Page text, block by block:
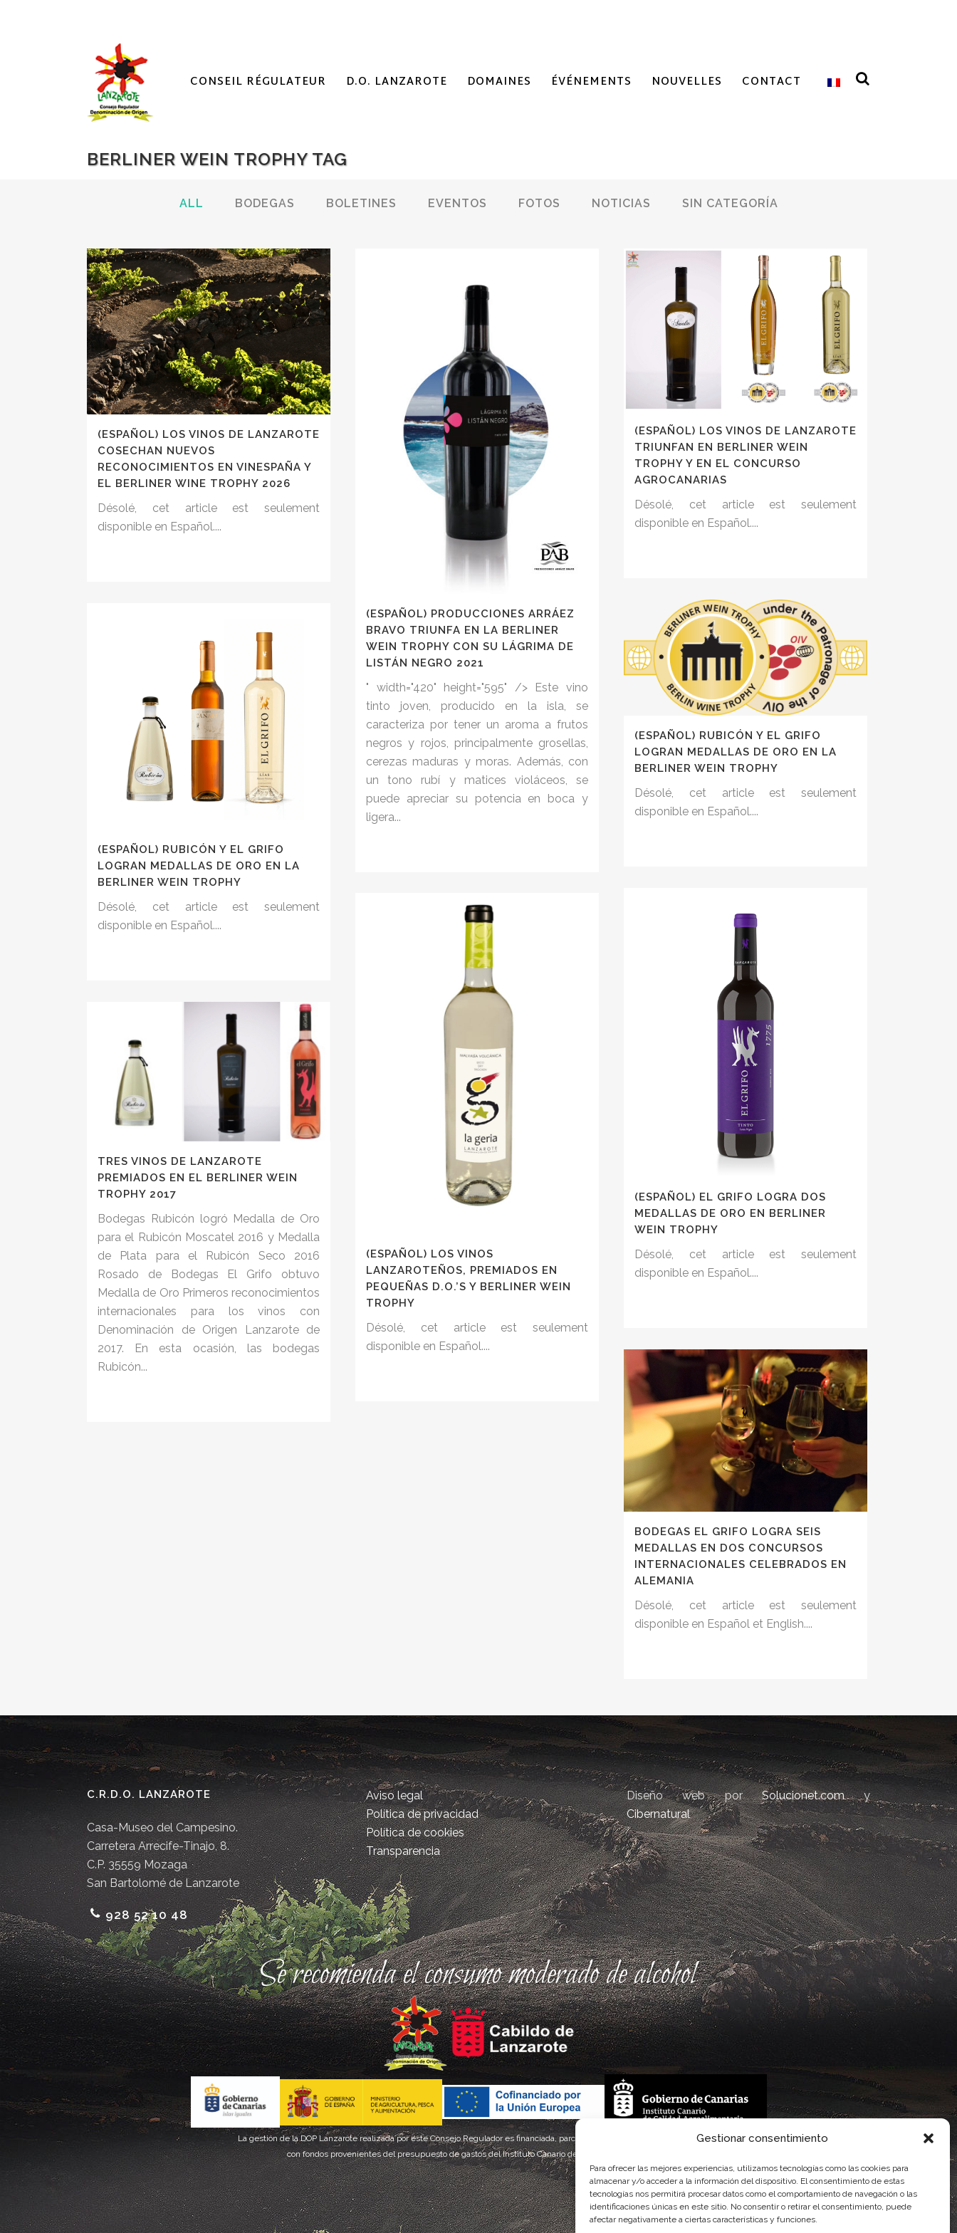
Gestionar consentimiento
Para ofrecer las mejores experiencias, utilizamos tecnologías como las cookies para
almacenar y/o acceder a la información del dispositivo. El consentimiento de estas
tecnologías nos permitirá procesar datos como el comportamiento de navegación o las
identificaciones únicas en este sitio. No consentir o retirar el consentimiento, puede
afectar negativamente a ciertas características y funciones.
CONSEIL RÉGULATEUR D.O. LANZAROTE DOMAINES ÉVÉNEMENTS NOUVELLES CONTACT
BERLINER WEIN TROPHY TAG
ALL BODEGAS BOLETINES EVENTOS FOTOS NOTICIAS SIN CATEGORÍA
(ESPAÑOL) LOS VINOS DE LANZAROTE
COSECHAN NUEVOS
RECONOCIMIENTOS EN VINESPAÑA Y
EL BERLINER WINE TROPHY 2026
Désolé, cet article est seulement
disponible en Español....
(ESPAÑOL) PRODUCCIONES ARRÁEZ
BRAVO TRIUNFA EN LA BERLINER
WEIN TROPHY CON SU LÁGRIMA DE
LISTÁN NEGRO 2021
" width="420" height="595" /> Este vino
tinto joven, producido en la isla, se
caracteriza por tener un aroma a frutos
negros y rojos, principalmente grosellas,
cerezas maduras y moras. Además, con
un tono rubí y matices violáceos, se
puede apreciar su potencia en boca y
ligera...
(ESPAÑOL) LOS VINOS DE LANZAROTE
TRIUNFAN EN BERLINER WEIN
TROPHY Y EN EL CONCURSO
AGROCANARIAS
Désolé, cet article est seulement
disponible en Español....
(ESPAÑOL) RUBICÓN Y EL GRIFO
LOGRAN MEDALLAS DE ORO EN LA
BERLINER WEIN TROPHY
Désolé, cet article est seulement
disponible en Español....
(ESPAÑOL) RUBICÓN Y EL GRIFO
LOGRAN MEDALLAS DE ORO EN LA
BERLINER WEIN TROPHY
Désolé, cet article est seulement
disponible en Español....
(ESPAÑOL) EL GRIFO LOGRA DOS
MEDALLAS DE ORO EN BERLINER
WEIN TROPHY
Désolé, cet article est seulement
disponible en Español....
(ESPAÑOL) LOS VINOS
LANZAROTEÑOS, PREMIADOS EN
PEQUEÑAS D.O.’S Y BERLINER WEIN
TROPHY
Désolé, cet article est seulement
disponible en Español....
TRES VINOS DE LANZAROTE
PREMIADOS EN EL BERLINER WEIN
TROPHY 2017
Bodegas Rubicón logró Medalla de Oro
para el Rubicón Moscatel 2016 y Medalla
de Plata para el Rubicón Seco 2016
Rosado de Bodegas El Grifo obtuvo
Medalla de Oro Primeros reconocimientos
internacionales para los vinos con
Denominación de Origen Lanzarote de
2017. En esta ocasión, las bodegas
Rubicón...
BODEGAS EL GRIFO LOGRA SEIS
MEDALLAS EN DOS CONCURSOS
INTERNACIONALES CELEBRADOS EN
ALEMANIA
Désolé, cet article est seulement
disponible en Español et English....
C.R.D.O. LANZAROTE
Casa-Museo del Campesino.
Carretera Arrecife-Tinajo, 8.
C.P. 35559 Mozaga
San Bartolomé de Lanzarote
928 52 10 48
Aviso legal
Política de privacidad
Política de cookies
Transparencia
Diseño web porSolucionet.comy
Cibernatural
Se recomienda el consumo moderado de alcohol
La gestión de la DOP Lanzarote realizada por este Consejo Regulador es financiada, parcialmente, por el Gobierno de Canarias
con fondos provenientes del presupuesto de gastos del Instituto Canario de Calidad Agroalimentaria